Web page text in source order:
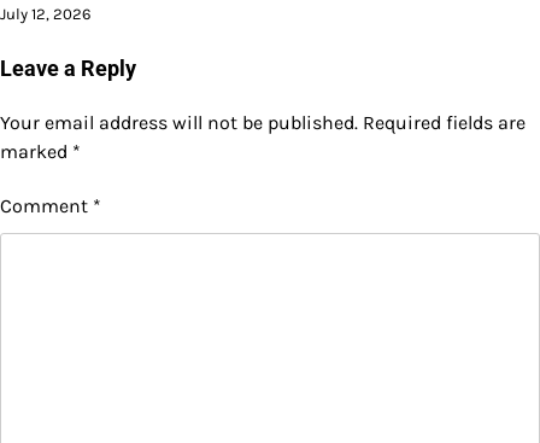
July 12, 2026
Leave a Reply
Your email address will not be published. Required fields are
marked *
Comment *